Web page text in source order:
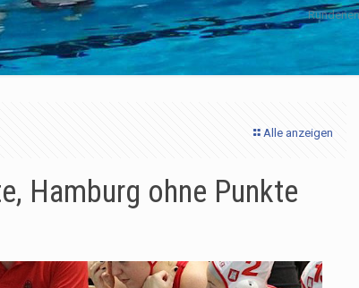
Alle anzeigen
Hamburg ohne Punkte